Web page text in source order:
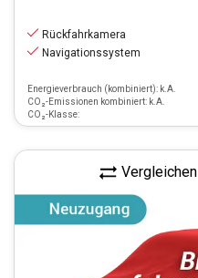
Rückfahrkamera
Navigationssystem
Energieverbrauch (kombiniert): k.A.
CO₂-Emissionen kombiniert: k.A.
CO₂-Klasse:
Vergleichen